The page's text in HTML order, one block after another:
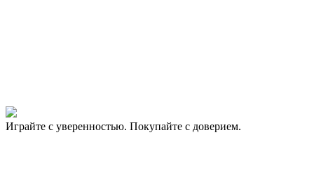
Играйте с уверенностью. Покупайте с доверием.